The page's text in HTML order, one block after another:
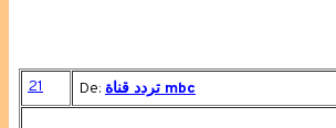
21 De: تردد قناة mbc